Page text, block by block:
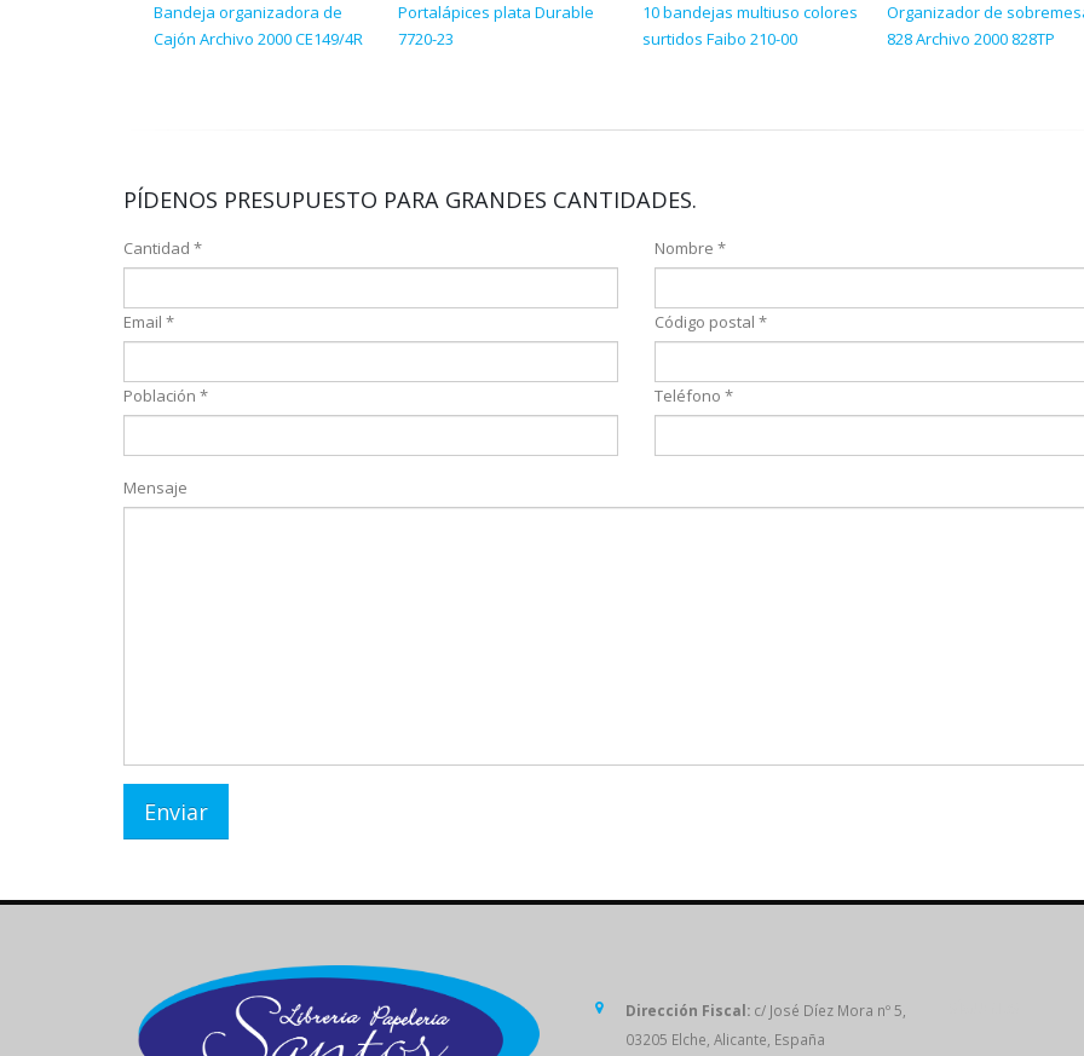
Bandeja organizadora de
Cajón Archivo 2000 CE149/4R
Portalápices plata Durable
7720-23
10 bandejas multiuso colores
surtidos Faibo 210-00
Organizador de
828 Archivo 2000 828TP
PÍDENOS PRESUPUESTO PARA GRANDES CANTIDADES.
Cantidad * Nombre *
Email * Código postal *
Población * Teléfono *
Mensaje
Dirección Fiscal: c/ José Díez Mora nº 5,
03205 Elche, Alicante, España